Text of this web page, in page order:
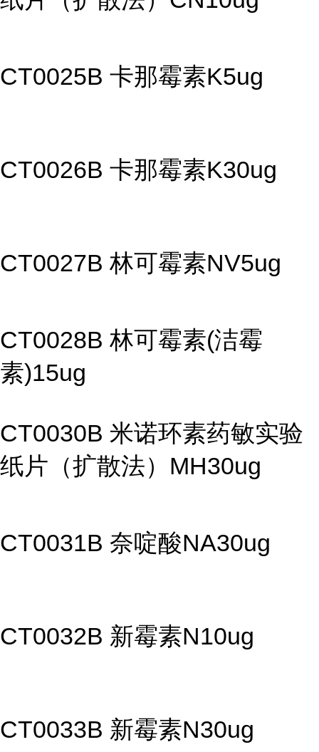
CT0025B 卡那霉素K5ug
CT0026B 卡那霉素K30ug
CT0027B 林可霉素NV5ug
CT0028B 林可霉素(洁霉
素)15ug
CT0030B 米诺环素药敏实验
纸片（扩散法）MH30ug
CT0031B 奈啶酸NA30ug
CT0032B 新霉素N10ug
CT0033B 新霉素N30ug